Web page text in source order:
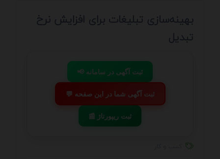
بهینه‌سازی تبلیغات برای افزایش نرخ
تبدیل
📢 ثبت آگهی در سامانه
💬 ثبت آگهی شما در این صفحه
📰 ثبت ریپورتاژ